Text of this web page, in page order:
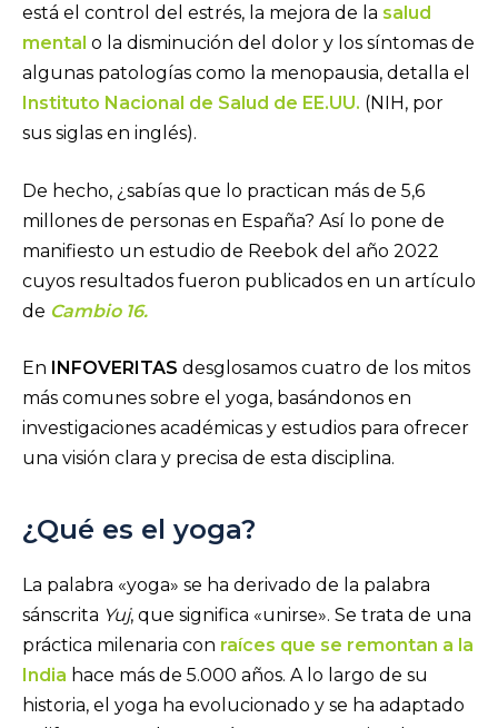
está el control del estrés, la mejora de la salud
mental o la disminución del dolor y los síntomas de
algunas patologías como la menopausia, detalla el
Instituto Nacional de Salud de EE.UU. (NIH, por
sus siglas en inglés).
De hecho, ¿sabías que lo practican más de 5,6
millones de personas en España? Así lo pone de
manifiesto un estudio de Reebok del año 2022
cuyos resultados fueron publicados en un artículo
de Cambio 16.
En INFOVERITAS desglosamos cuatro de los mitos
más comunes sobre el yoga, basándonos en
investigaciones académicas y estudios para ofrecer
una visión clara y precisa de esta disciplina.
¿Qué es el yoga?
La palabra «yoga» se ha derivado de la palabra
sánscrita Yuj, que significa «unirse». Se trata de una
práctica milenaria con raíces que se remontan a la
India hace más de 5.000 años. A lo largo de su
historia, el yoga ha evolucionado y se ha adaptado